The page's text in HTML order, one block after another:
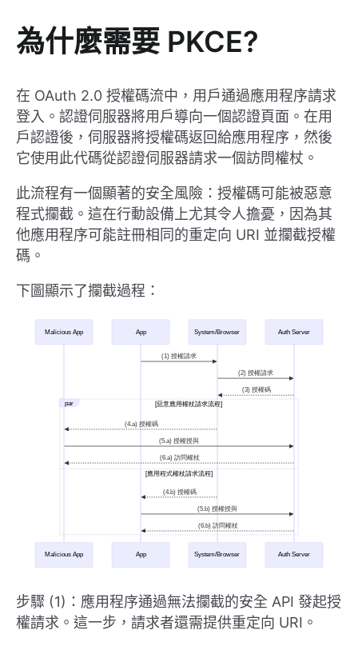
為什麼需要 PKCE?
在 OAuth 2.0 授權碼流中，用戶通過應用程序請求
登入。認證伺服器將用戶導向一個認證頁面。在用
戶認證後，伺服器將授權碼返回給應用程序，然後
它使用此代碼從認證伺服器請求一個訪問權杖。
此流程有一個顯著的安全風險：授權碼可能被惡意
程式攔截。這在行動設備上尤其令人擔憂，因為其
他應用程序可能註冊相同的重定向 URI 並攔截授權
碼。
下圖顯示了攔截過程：
步驟 (1)：應用程序通過無法攔截的安全 API 發起授
權請求。這一步，請求者還需提供重定向 URI。